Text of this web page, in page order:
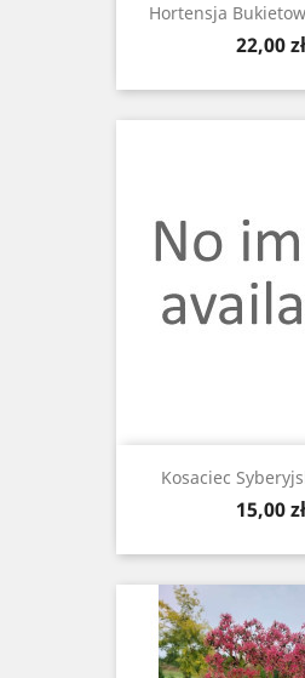
Hortensja
Cena
22,00 zł
Kosaciec
Cena
15,00 zł